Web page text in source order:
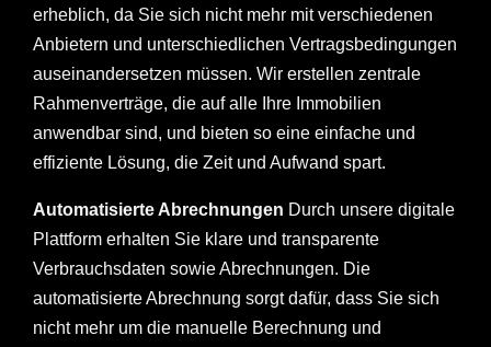
erheblich, da Sie sich nicht mehr mit verschiedenen
Anbietern und unterschiedlichen Vertragsbedingungen
auseinandersetzen müssen. Wir erstellen zentrale
Rahmenverträge, die auf alle Ihre Immobilien
anwendbar sind, und bieten so eine einfache und
effiziente Lösung, die Zeit und Aufwand spart.
Automatisierte Abrechnungen Durch unsere digitale
Plattform erhalten Sie klare und transparente
Verbrauchsdaten sowie Abrechnungen. Die
automatisierte Abrechnung sorgt dafür, dass Sie sich
nicht mehr um die manuelle Berechnung und